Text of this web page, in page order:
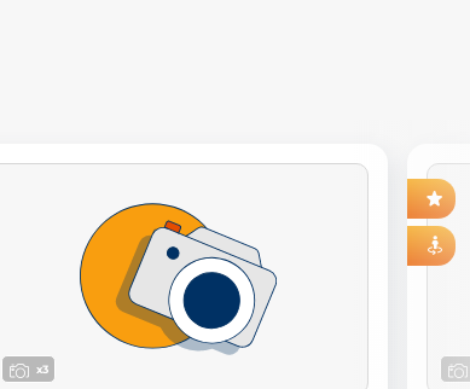
x3
VISITE VIRTUELLE